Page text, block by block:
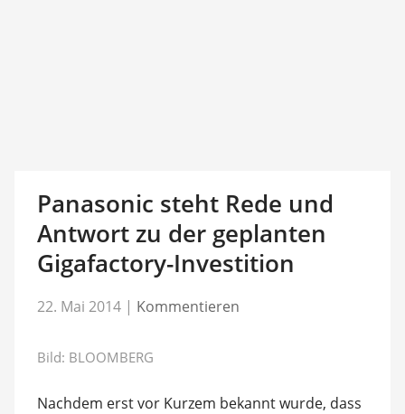
Panasonic steht Rede und
Antwort zu der geplanten
Gigafactory-Investition
22. Mai 2014 | Kommentieren
Bild: BLOOMBERG
Nachdem erst vor Kurzem bekannt wurde, dass